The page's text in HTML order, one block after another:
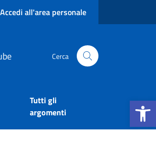
Apri la
Accedi all'area personale
Cerca
Tutti gli
argomenti